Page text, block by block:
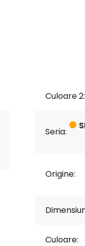
Culoare 2:
Seria:
Origine:
Culoare: